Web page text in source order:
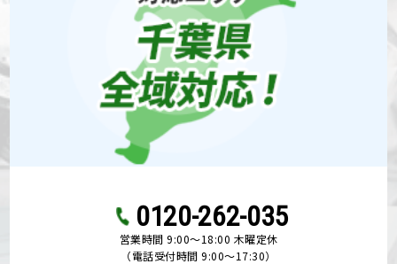
0120-262-035
営業時間 9:00〜18:00 木曜定休
（電話受付時間 9:00〜17:30）